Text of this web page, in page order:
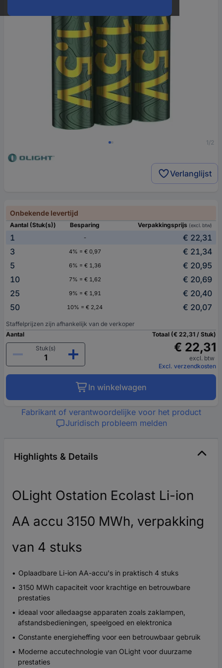
1/2
Verlanglijst
Onbekende levertijd
Aantal (Stuk(s)) Besparing Verpakkingsprijs (excl. btw)
1 -
€ 22,31
3
4% = € 0,97
€ 21,34
5
6% = € 1,36
€ 20,95
10
7% = € 1,62
€ 20,69
25
9% = € 1,91
€ 20,40
50
10% = € 2,24 € 20,07
Staffelprijzen zijn afhankelijk van de verkoper
Aantal
Stuk(s)
Totaal (€ 22,31 / Stuk)
€ 22,31
excl. btw
Excl. verzendkosten
In winkelwagen
Fabrikant of verantwoordelijke voor het product
Juridisch probleem melden
Highlights & Details
OLight Ostation Ecolast Li-ion
AA accu 3150 MWh, verpakking
van 4 stuks
Oplaadbare Li-ion AA-accu's in praktisch 4 stuks
3150 MWh capaciteit voor krachtige en betrouwbare
prestaties
ideaal voor alledaagse apparaten zoals zaklampen,
afstandsbedieningen, speelgoed en elektronica
Constante energieheffing voor een betrouwbaar gebruik
Moderne accutechnologie van OLight voor duurzame
prestaties